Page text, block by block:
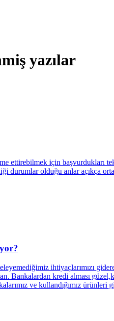
yazılar
ettirebilmek için başvurdukları
durumlar olduğu anlar açıkça
ihtiyaçlarımızı
Bankalardan kredi alması
ve kullandığımız